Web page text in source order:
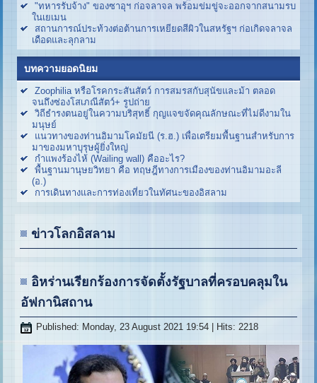
"ทหารรับจ้าง" ของซาอุฯ ก่อจลาจล พร้อมข่มขู่จะออกจากสนามรบ
ในเยเมน
สถานการณ์ประท้วงต่อต้านการเหยียดสีผิวในสหรัฐฯ ก่อเกิดจลาจล
เดือดและลุกลาม
บทความยอดนิยม
Zoophilia หรือโรคกระสันสัตว์ การสมรสกับสุนัขและม้า ตลอด
จนถึงซ่องโสเภณีสัตว์+ รูปถ่าย
วิถีธำรงตนอยู่ในความบริสุทธิ์ กุญแจขจัดคุณลักษณะที่ไม่ดีงามใน
มนุษย์
แนวทางของท่านอิมามโคมัยนี (ร.ฮ.) เพื่อเตรียมพื้นฐานสำหรับการ
มาของมหาบุรุษผู้ยิ่งใหญ่
กำแพงร้องไห้ (Wailing wall) คืออะไร?
พื้นฐานมานุษยวิทยา คือ ทฤษฎีทางการเมืองของท่านอิมามอะลี
(อ.)
การเดินทางและการท่องเที่ยวในทัศนะของอิสลาม
ข่าวโลกอิสลาม
อิหร่านเรียกร้องการจัดตั้งรัฐบาลที่ครอบคลุมใน
อัฟกานิสถาน
Published: Monday, 23 August 2021 19:54 | Hits: 2218